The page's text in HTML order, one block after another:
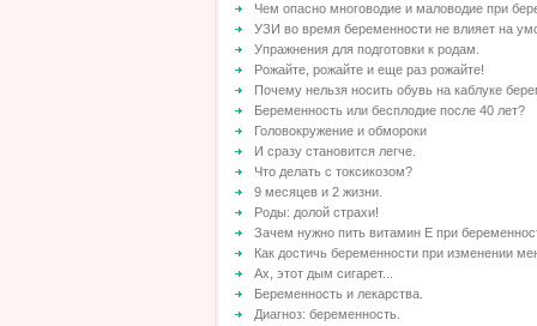
Чем опасно многоводие и маловодие при
УЗИ во время беременности не влияет на
Упражнения для подготовки к родам.
Рожайте, рожайте и еще раз рожайте!
Почему нельзя носить обувь на каблуке
Беременность или бесплодие после 40 лет?
Головокружение и обмороки
И сразу становится легче.
Что делать с токсикозом?
9 месяцев и 2 жизни.
Роды: долой страхи!
Зачем нужно пить витамин Е при
Как достичь беременности при изменении
Ах, этот дым сигарет...
Беременность и лекарства.
Диагноз: беременность.